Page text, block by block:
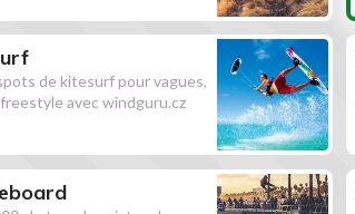
de kitesurf pour vagues,
avec windguru.cz